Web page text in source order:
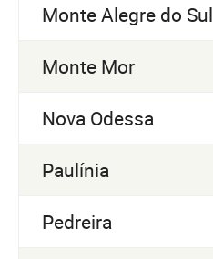
Monte Alegre do Sul
Monte Mor
Nova Odessa
Paulínia
Pedreira